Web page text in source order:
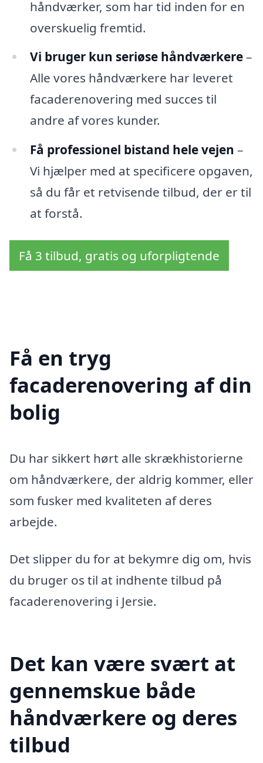
håndværker, som har tid inden for en
overskuelig fremtid.
Vi bruger kun seriøse håndværkere–
Alle vores håndværkere har leveret
facaderenovering med succes til
andre af vores kunder.
Få professionel bistand hele vejen –
Vi hjælper med at specificere opgaven,
så du får et retvisende tilbud, der er til
at forstå.
Få 3 tilbud, gratis og uforpligtende
Få en tryg
facaderenovering af din
bolig
Du har sikkert hørt alle skrækhistorierne
om håndværkere, der aldrig kommer, eller
som fusker med kvaliteten af deres
arbejde.
Det slipper du for at bekymre dig om, hvis
du bruger os til at indhente tilbud på
facaderenovering i Jersie.
Det kan være svært at
gennemskue både
håndværkere og deres
tilbud